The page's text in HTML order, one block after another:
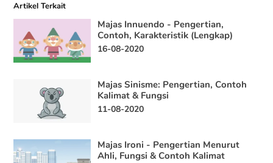
Artikel Terkait
Majas Innuendo - Pengertian,
Contoh, Karakteristik (Lengkap)
16-08-2020
Majas Sinisme: Pengertian, Contoh
Kalimat & Fungsi
11-08-2020
Majas Ironi - Pengertian Menurut
Ahli, Fungsi & Contoh Kalimat